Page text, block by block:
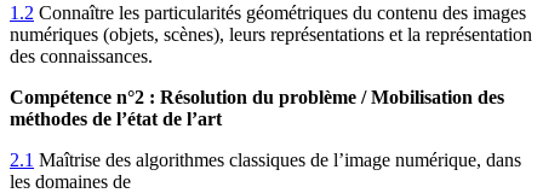
1.2 Connaître les particularités géométriques du contenu des images
numériques (objets, scènes), leurs représentations et la représentation
des connaissances.
Compétence n°2 : Résolution du problème / Mobilisation des
méthodes de l’état de l’art
2.1 Maîtrise des algorithmes classiques de l’image numérique, dans
les domaines de